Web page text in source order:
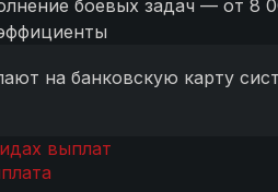
боевых задач — от 8
на банковскую карту
выплат